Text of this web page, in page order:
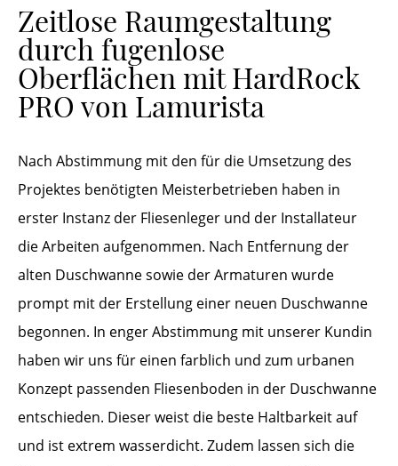
Zeitlose Raumgestaltung
durch fugenlose
Oberflächen mit HardRock
PRO von Lamurista
Nach Abstimmung mit den für die Umsetzung des
Projektes benötigten Meisterbetrieben haben in
erster Instanz der Fliesenleger und der Installateur
die Arbeiten aufgenommen. Nach Entfernung der
alten Duschwanne sowie der Armaturen wurde
prompt mit der Erstellung einer neuen Duschwanne
begonnen. In enger Abstimmung mit unserer Kundin
haben wir uns für einen farblich und zum urbanen
Konzept passenden Fliesenboden in der Duschwanne
entschieden. Dieser weist die beste Haltbarkeit auf
und ist extrem wasserdicht. Zudem lassen sich die